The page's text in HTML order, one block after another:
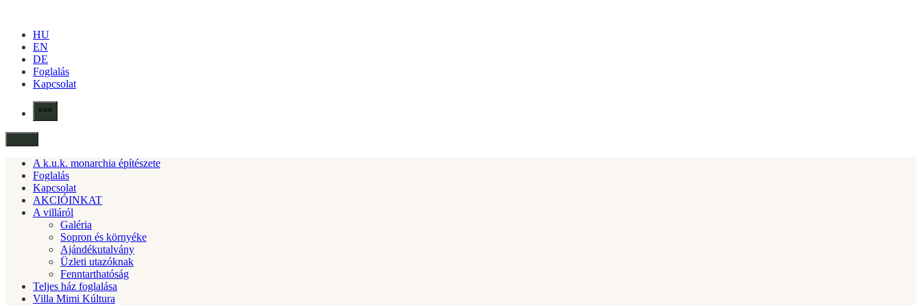
contentHU
EN
DE
Foglalás
Kapcsolat
More
A k.u.k. monarchia építészete
Foglalás
Kapcsolat
AKCIÓINKAT
A villáról
Galéria
Sopron és környéke
Ajándékutalvány
Üzleti utazóknak
Fenntarthatóság
Teljes ház foglalása
Villa Mimi Kúltura